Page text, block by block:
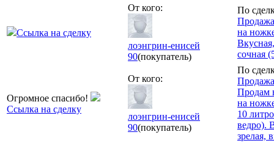
Ссылка на сделку
От кого:
лоэнгрин-енисей
90(покупатель)
По
на
сочная
Огромное спасибо!
Ссылка на сделку
От кого:
лоэнгрин-енисей
90(покупатель)
По
Продам
на
10
ведро).
зрелая,